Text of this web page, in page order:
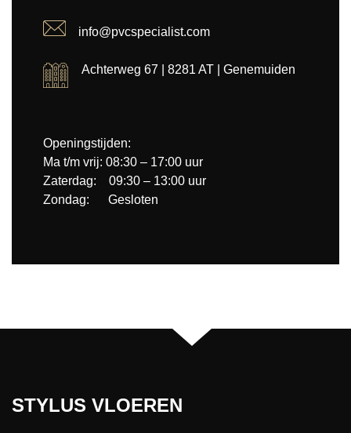
info@pvcspecialist.com
Achterweg 67 | 8281 AT | Genemuiden
Openingstijden:
Ma t/m vrij: 08:30 – 17:00 uur
Zaterdag: 09:30 – 13:00 uur
Zondag: Gesloten
STYLUS VLOEREN